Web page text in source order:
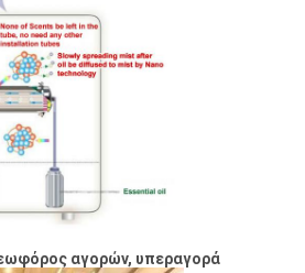
αγορών, υπεραγορά